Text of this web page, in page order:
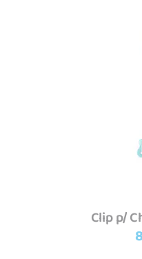
Clip p/